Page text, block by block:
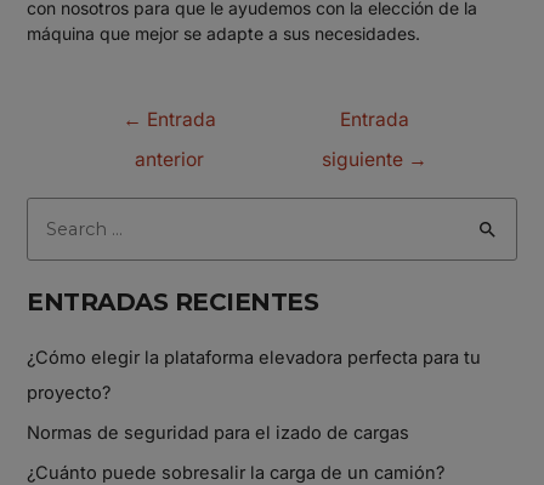
con nosotros para que le ayudemos con la elección de la
máquina que mejor se adapte a sus necesidades.
← Entrada
anterior
Entrada
siguiente →
ENTRADAS RECIENTES
¿Cómo elegir la plataforma elevadora perfecta para tu
proyecto?
Normas de seguridad para el izado de cargas
¿Cuánto puede sobresalir la carga de un camión?